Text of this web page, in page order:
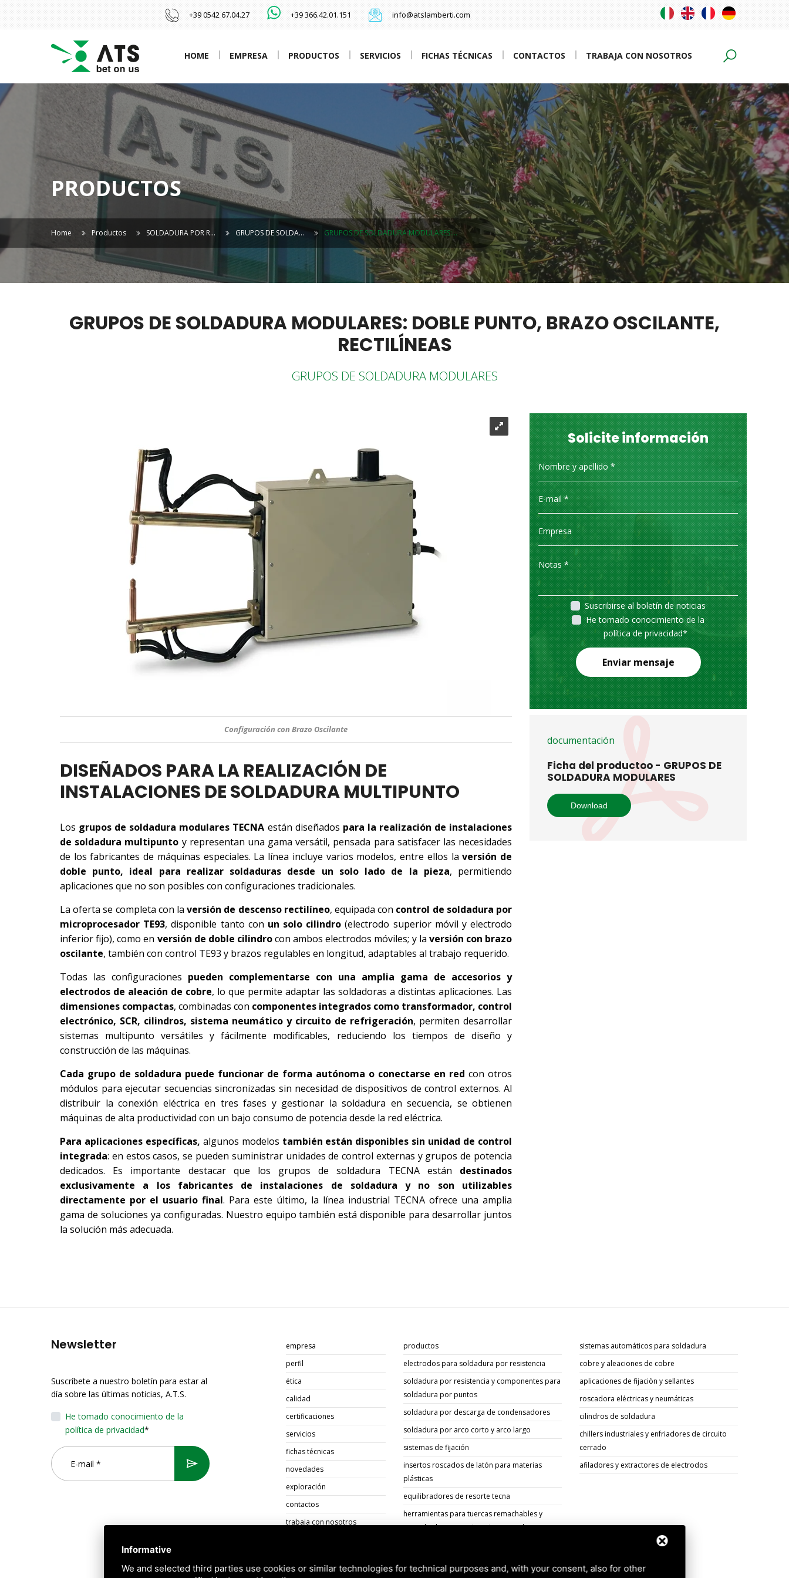
+39 0542 67.04.27 +39 366.42.01.151 info@atslamberti.com
HOME EMPRESA PRODUCTOS SERVICIOS FICHAS TÉCNICAS CONTACTOS TRABAJA CON NOSOTROS
PRODUCTOS
Home Productos SOLDADURA POR R… GRUPOS DE SOLDA… GRUPOS DE SOLDADURA MODULARES:…
GRUPOS DE SOLDADURA MODULARES: DOBLE PUNTO, BRAZO OSCILANTE,
RECTILÍNEAS
GRUPOS DE SOLDADURA MODULARES
Unidad de Control TE93
DISEÑADOS PARA LA REALIZACIÓN DE
INSTALACIONES DE SOLDADURA MULTIPUNTO
Los grupos de soldadura modulares TECNA están diseñados para la realización de instalaciones
de soldadura multipunto y representan una gama versátil, pensada para satisfacer las necesidades
de los fabricantes de máquinas especiales. La línea incluye varios modelos, entre ellos laversión de
doble punto, ideal para realizar soldaduras desde un solo lado de la pieza, permitiendo
aplicaciones que no son posibles con configuraciones tradicionales.
La oferta se completa con laversión de descenso rectilíneo, equipada con control de soldadura por
microprocesador TE93, disponible tanto con un solo cilindro (electrodo superior móvil y electrodo
inferior fijo), como en versión de doble cilindrocon ambos electrodos móviles; y la versión con brazo
oscilante, también con control TE93 y brazos regulables en longitud, adaptables al trabajo requerido.
Todas las configuraciones pueden complementarse con una amplia gama de accesorios y
electrodos de aleación de cobre, lo que permite adaptar las soldadoras a distintas aplicaciones. Las
dimensiones compactas, combinadas con componentes integrados como transformador, control
electrónico, SCR, cilindros, sistema neumático y circuito de refrigeración, permiten desarrollar
sistemas multipunto versátiles y fácilmente modificables, reduciendo los tiempos de diseño y
construcción de las máquinas.
Cada grupo de soldadura puede funcionar de forma autónoma o conectarse en red con otros
módulos para ejecutar secuencias sincronizadas sin necesidad de dispositivos de control externos. Al
distribuir la conexión eléctrica en tres fases y gestionar la soldadura en secuencia, se obtienen
máquinas de alta productividad con un bajo consumo de potencia desde la red eléctrica.
Para aplicaciones específicas, algunos modelos también están disponibles sin unidad de control
integrada: en estos casos, se pueden suministrar unidades de control externas y grupos de potencia
dedicados. Es importante destacar que los grupos de soldadura TECNA están destinados
exclusivamente a los fabricantes de instalaciones de soldadura y no son utilizables
directamente por el usuario final. Para este último, la línea industrial TECNA ofrece una amplia
gama de soluciones ya configuradas. Nuestro equipo también está disponible para desarrollar juntos
la solución más adecuada.
Solicite información
Suscribirse al boletín de noticias
He tomado conocimiento de la
política de privacidad*
Enviar mensaje
documentación
Ficha del productoo - GRUPOS DE
SOLDADURA MODULARES
Download
Newsletter
Suscríbete a nuestro boletín para estar al
día sobre las últimas noticias, A.T.S.
He tomado conocimiento de la
política de privacidad*
empresa
perfil
ética
calidad
certificaciones
servicios
fichas técnicas
novedades
exploración
contactos
trabaja con nosotros
productos
electrodos para soldadura por resistencia
soldadura por resistencia y componentes para
soldadura por puntos
soldadura por descarga de condensadores
soldadura por arco corto y arco largo
sistemas de fijación
insertos roscados de latón para materias
plásticas
equilibradores de resorte tecna
herramientas para tuercas remachables y
remachadoras para insertos roscados
sistemas automáticos para soldadura
cobre y aleaciones de cobre
aplicaciones de fijaciòn y sellantes
roscadora eléctricas y neumáticas
cilindros de soldadura
chillers industriales y enfriadores de circuito
cerrado
afiladores y extractores de electrodos
Informative
We and selected third parties use cookies or similar technologies for technical purposes and, with your consent, also for other